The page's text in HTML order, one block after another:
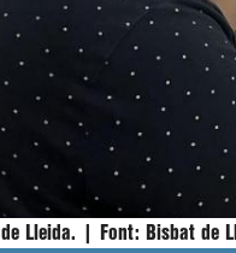
Lleida. | Font: Bisbat de